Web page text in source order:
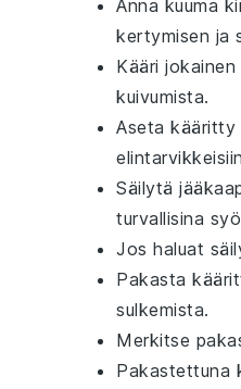
Anna kuuma
kertymisen ja
Kääri jokainen
kuivumista.
Aseta kääritty
Säilytä
turvallisina
Jos haluat
Pakasta
sulkemista.
Merkitse
Pakastettuna